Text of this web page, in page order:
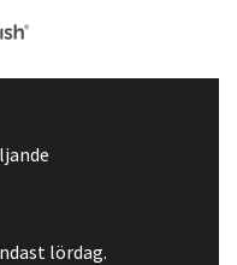
lördag.